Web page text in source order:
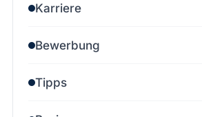
Karriere
Bewerbung
Tipps